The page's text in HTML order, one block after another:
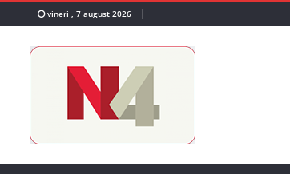
vineri , 7 august 2026